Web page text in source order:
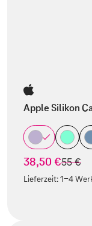
Apple Silikon
38,50 €statt
55 €
Lieferzeit:1-4